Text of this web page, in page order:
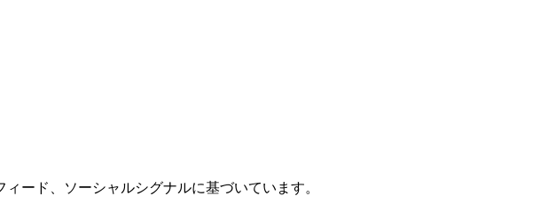
ード、ソーシャルシグナルに基づいています。